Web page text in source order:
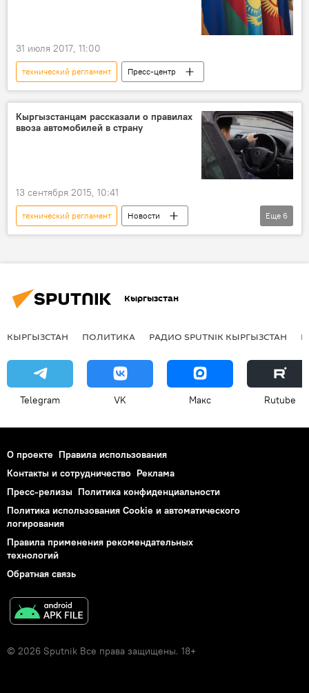
31 июля 2017, 11:00
технический регламент Пресс-центр
Кыргызстанцам рассказали о правилах
ввоза автомобилей в страну
13 сентября 2015, 10:41
технический регламент
Новости
Кыргызстан
экономика
ввоз
Еще 6
Кыргызстан
КЫРГЫЗСТАН ПОЛИТИКА РАДИО SPUTNIK КЫРГЫЗСТАН
Telegram VK Макс Rutube
О проекте Правила использования
Контакты и сотрудничество Реклама
Пресс-релизы Политика конфиденциальности
Политика использования Cookie и автоматического
логирования
Правила применения рекомендательных
технологий
Обратная связь
© 2026 Sputnik Все права защищены. 18+